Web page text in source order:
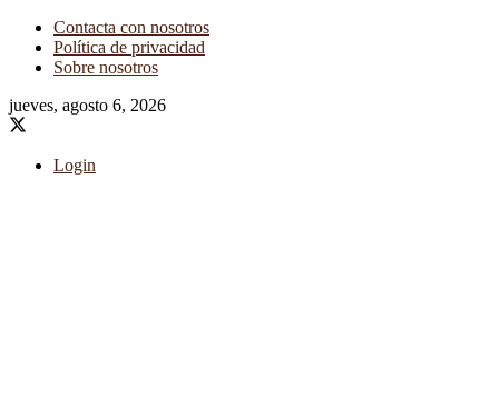
Contacta con nosotros
Política de privacidad
Sobre nosotros
jueves, agosto 6, 2026
Login